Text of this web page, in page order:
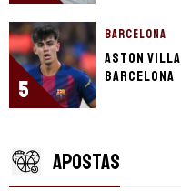
5
BARCELONA
Aston
Barcelona
APOSTAS